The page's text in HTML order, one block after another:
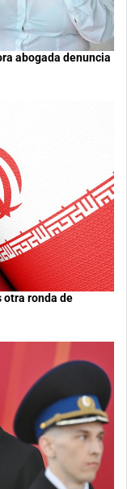
abogada denuncia
otra ronda de